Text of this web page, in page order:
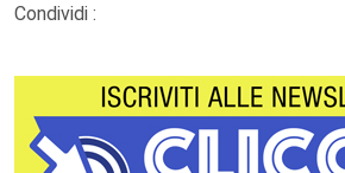
Condividi :